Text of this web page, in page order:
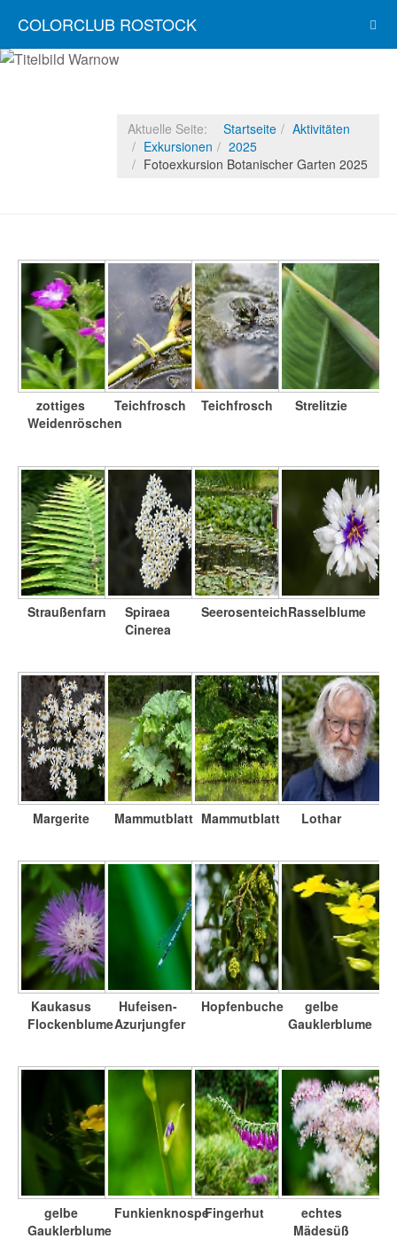
COLORCLUB ROSTOCK
Aktuelle Seite: Startseite
Aktivitäten
Exkursionen
2025
Fotoexkursion Botanischer Garten 2025
zottiges
Weidenröschen
Teichfrosch Teichfrosch Strelitzie
Straußenfarn
Spiraea
Cinerea
SeerosenteichRasselblume
Margerite Mammutblatt Mammutblatt Lothar
Kaukasus
Flockenblume
Hufeisen-
Azurjungfer
Hopfenbuche
gelbe
Gauklerblume
gelbe
Gauklerblume
FunkienknospeFingerhut
echtes
Mädesüß